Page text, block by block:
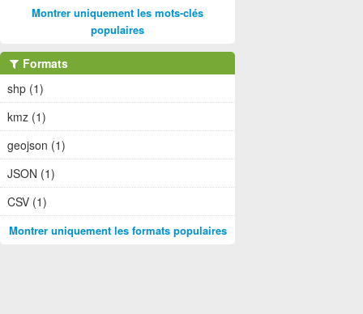
Montrer uniquement les mots-clés
populaires
Formats
shp (1)
kmz (1)
geojson (1)
JSON (1)
CSV (1)
Montrer uniquement les formats populaires